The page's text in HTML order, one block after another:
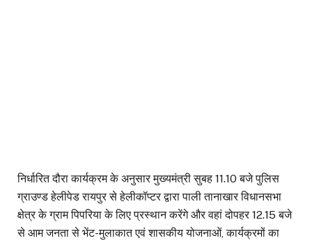
निर्धारित दौरा कार्यक्रम के अनुसार मुख्यमंत्री सुबह 11.10 बजे पुलिस
ग्राउण्ड हेलीपेड रायपुर से हेलीकॉप्टर द्वारा पाली तानाखार विधानसभा
क्षेत्र के ग्राम पिपरिया के लिए प्रस्थान करेंगे और वहां दोपहर 12.15 बजे
से आम जनता से भेंट-मुलाकात एवं शासकीय योजनाओं, कार्यक्रमों का